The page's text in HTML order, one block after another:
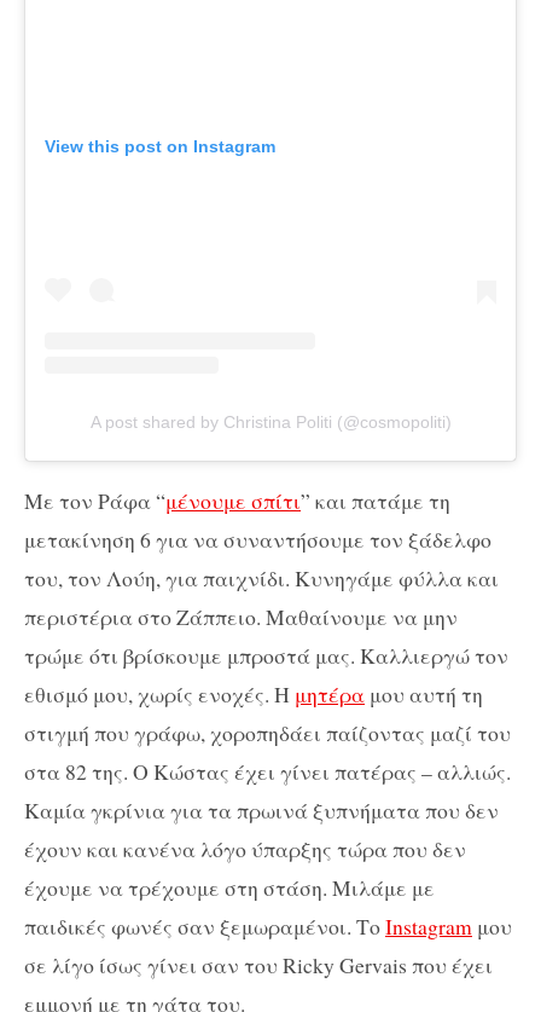
View this post on Instagram
A post shared by Christina Politi (@cosmopoliti)
Με τον Ράφα “μένουμε σπίτι” και πατάμε τη
μετακίνηση 6 για να συναντήσουμε τον ξάδελφο
του, τον Λούη, για παιχνίδι. Κυνηγάμε φύλλα και
περιστέρια στο Ζάππειο. Μαθαίνουμε να μην
τρώμε ότι βρίσκουμε μπροστά μας. Καλλιεργώ τον
εθισμό μου, χωρίς ενοχές. Η μητέρα μου αυτή τη
στιγμή που γράφω, χοροπηδάει παίζοντας μαζί του
στα 82 της. Ο Κώστας έχει γίνει πατέρας – αλλιώς.
Καμία γκρίνια για τα πρωινά ξυπνήματα που δεν
έχουν και κανένα λόγο ύπαρξης τώρα που δεν
έχουμε να τρέχουμε στη στάση. Μιλάμε με
παιδικές φωνές σαν ξεμωραμένοι. ΤοΙnstagram μου
σε λίγο ίσως γίνει σαν του Ricky Gervais που έχει
εμμονή με τη γάτα του.